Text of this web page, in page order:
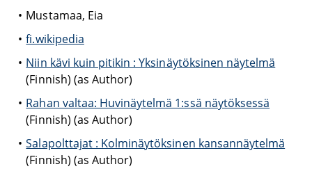
Mustamaa, Eia
fi.wikipedia
Niin kävi kuin pitikin : Yksinäytöksinen näytelmä
(Finnish) (as Author)
Rahan valtaa: Huvinäytelmä 1:ssä näytöksessä
(Finnish) (as Author)
Salapolttajat : Kolminäytöksinen kansannäytelmä
(Finnish) (as Author)